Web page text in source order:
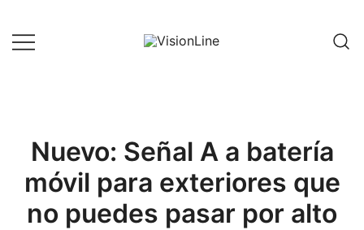
contenido
Nuevo: Señal A a batería
móvil para exteriores que
no puedes pasar por alto